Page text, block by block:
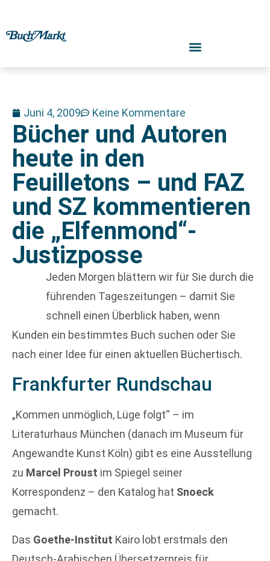
Juni 4, 2009 Keine Kommentare
Bücher und Autoren
heute in den
Feuilletons – und FAZ
und SZ kommentieren
die „Elfenmond“-
Justizposse
Jeden Morgen blättern wir für Sie durch die
führenden Tageszeitungen – damit Sie
schnell einen Überblick haben, wenn
Kunden ein bestimmtes Buch suchen oder Sie
nach einer Idee für einen aktuellen Büchertisch.
Frankfurter Rundschau
„Kommen unmöglich, Lüge folgt“ – im
Literaturhaus München (danach im Museum für
Angewandte Kunst Köln) gibt es eine Ausstellung
zu Marcel Proust im Spiegel seiner
Korrespondenz – den Katalog hat Snoeck
gemacht.
Das Goethe-Institut Kairo lobt erstmals den